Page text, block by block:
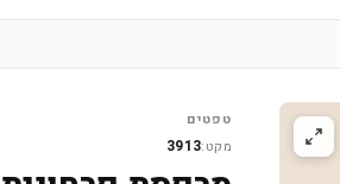
טפטים
מקט:3913